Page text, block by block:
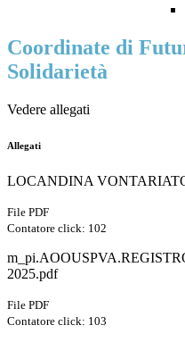
Coordinate di
Solidarietà
Vedere allegati
Allegati
LOCANDINA
File PDF
Contatore click: 102
2025.pdf
File PDF
Contatore click: 103